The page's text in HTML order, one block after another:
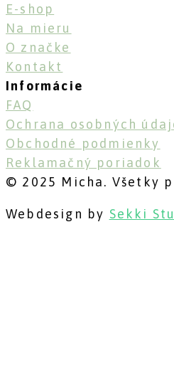
E-shop
Na mieru
O značke
Kontakt
Informácie
FAQ
Ochrana osobných
Obchodné podmienky
Reklamačný poriadok
© 2025 Micha. Všetky
Webdesign by Sekki